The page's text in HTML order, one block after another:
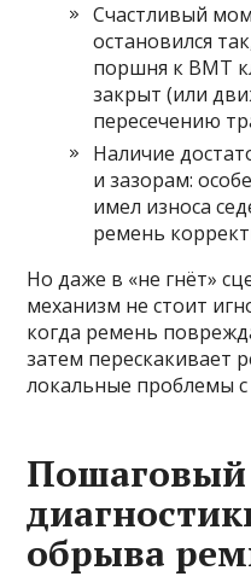
Счастливый
остановился
поршня к ВМТ
закрыт (или
пересечению
Наличие
и зазорам:
имел износа
ремень
Но даже в «не гнёт»
механизм не стоит
когда ремень
затем перескакивает
локальные проблемы
Пошаговый
обрыва